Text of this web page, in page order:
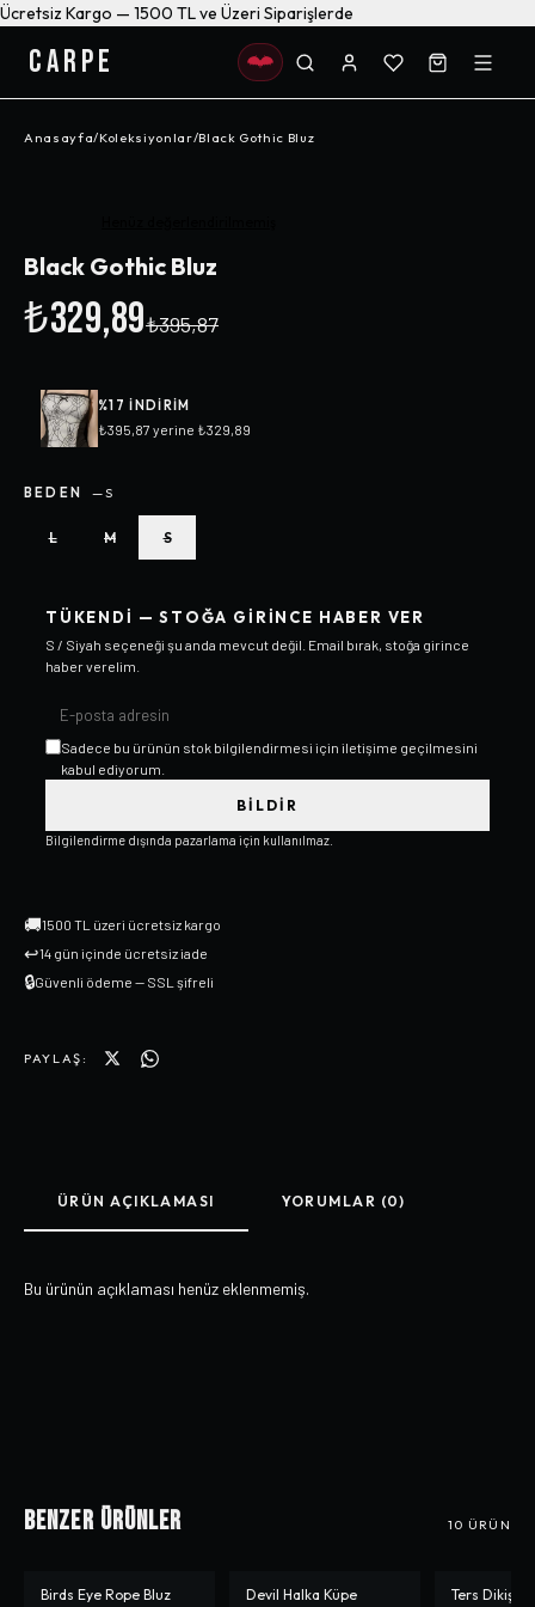
Ücretsiz Kargo — 1500 TL ve Üzeri Siparişlerde
CARPE
Anasayfa/Koleksiyonlar/Black Gothic Bluz
Black Gothic Bluz
₺329,89₺395,87
%17 INDIRIM
₺395,87 yerine ₺329,89
BEDEN —S
L M S
TÜKENDI — STOĞA GIRINCE HABER VER
S / Siyah seçeneği şu anda mevcut değil. Email bırak, stoğa girince
haber verelim.
Sadece bu ürünün stok bilgilendirmesi için iletişime geçilmesini
kabul ediyorum.
BILDIR
Bilgilendirme dışında pazarlama için kullanılmaz.
🚚1500 TL üzeri ücretsiz kargo
↩14 gün içinde ücretsiz iade
🔒Güvenli ödeme — SSL şifreli
PAYLAŞ:
ÜRÜN AÇIKLAMASI YORUMLAR (0)
Bu ürünün açıklaması henüz eklenmemiş.
Benzer Ürünler 10 ÜRÜN
-%35
Birds Eye Rope Bluz Devil Halka Küpe -%50
Ters Dikiş